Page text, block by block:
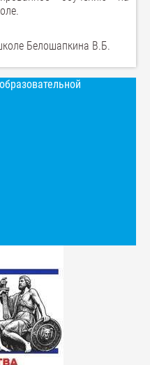
Белошапкина В.Б.